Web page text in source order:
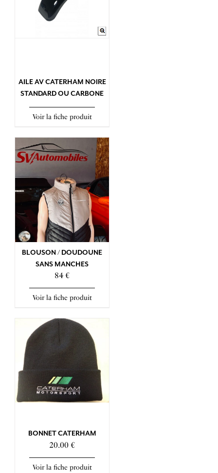
AILE AV CATERHAM NOIRE
STANDARD OU CARBONE
Voir la fiche produit
BLOUSON / DOUDOUNE
SANS MANCHES
84 €
Voir la fiche produit
BONNET CATERHAM
20.00 €
Voir la fiche produit